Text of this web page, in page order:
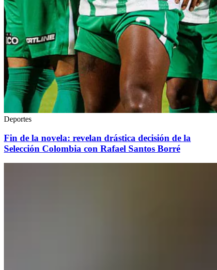
Deportes
Fin de la novela: revelan drástica decisión de la
Selección Colombia con Rafael Santos Borré